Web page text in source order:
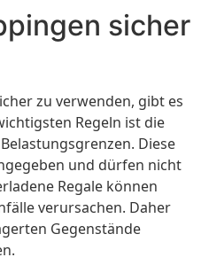
sicher
zu verwenden, gibt es
Regeln ist die
Diese
und dürfen nicht
Regale können
verursachen. Daher
Gegenstände